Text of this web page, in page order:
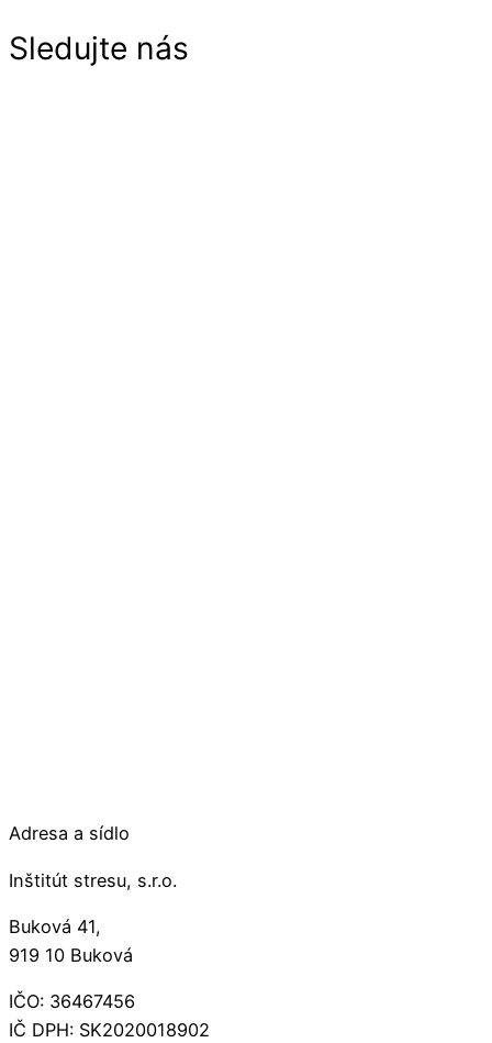
Sledujte nás
Adresa a sídlo
Inštitút stresu, s.r.o.
Buková 41,
919 10 Buková
IČO: 36467456
IČ DPH: SK2020018902